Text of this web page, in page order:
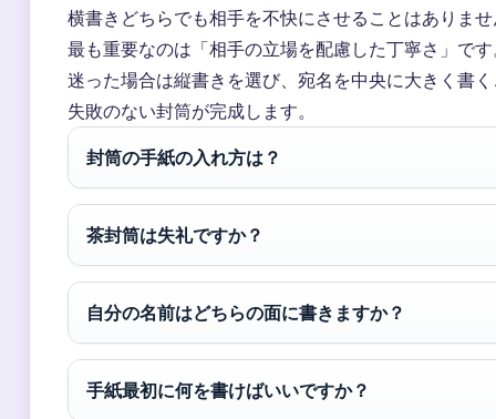
横書きどちらでも相手を不快にさせることはありま
最も重要なのは「相手の立場を配慮した丁寧さ」で
迷った場合は縦書きを選び、宛名を中央に大きく書
失敗のない封筒が完成します。
封筒の手紙の入れ方は？
茶封筒は失礼ですか？
自分の名前はどちらの面に書きますか？
手紙最初に何を書けばいいですか？